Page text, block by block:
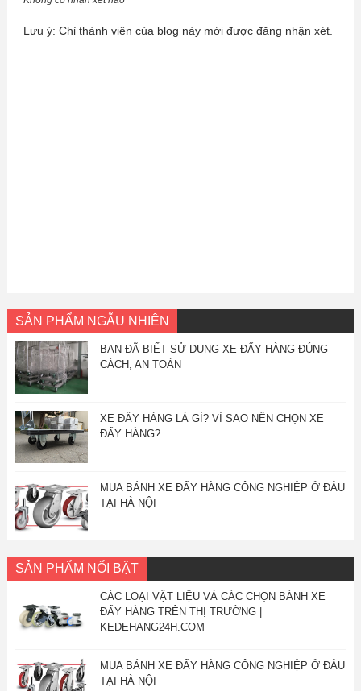
Lưu ý: Chỉ thành viên của blog này mới được đăng nhận xét.
SẢN PHẨM NGẪU NHIÊN
BẠN ĐÃ BIẾT SỬ DỤNG XE ĐẨY HÀNG ĐÚNG
CÁCH, AN TOÀN
XE ĐẨY HÀNG LÀ GÌ? VÌ SAO NÊN CHỌN XE
ĐẨY HÀNG?
MUA BÁNH XE ĐẨY HÀNG CÔNG NGHIỆP Ở ĐÂU
TẠI HÀ NỘI
SẢN PHẨM NỔI BẬT
CÁC LOẠI VẬT LIỆU VÀ CÁC CHỌN BÁNH XE
ĐẨY HÀNG TRÊN THỊ TRƯỜNG |
KEDEHANG24H.COM
MUA BÁNH XE ĐẨY HÀNG CÔNG NGHIỆP Ở ĐÂU
TẠI HÀ NỘI